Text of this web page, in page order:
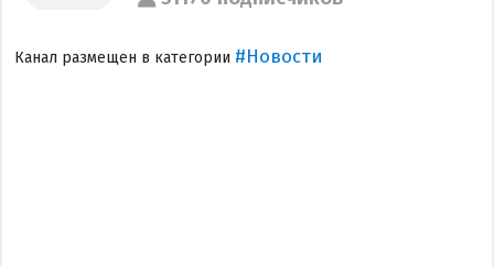
Канал размещен в категории #Новости